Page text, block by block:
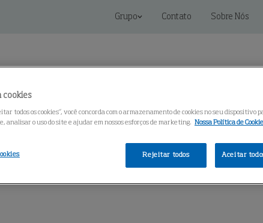
Grupo Contato Sobre Nós
cookies
todos os cookies”, você concorda com o armazenamento de cookies no seu dispositivo
analisar o uso do site e ajudar em nossos esforços de marketing. Nossa Política de Cookie
Rejeitar todos Aceitar